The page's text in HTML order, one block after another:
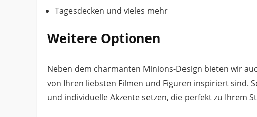
Tagesdecken und vieles mehr
Weitere Optionen
Neben dem charmanten Minions-Design bieten wir
von Ihren liebsten Filmen und Figuren inspiriert sind.
und individuelle Akzente setzen, die perfekt zu Ihrem